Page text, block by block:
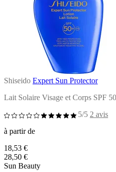
Shiseido Expert Sun Protector
Lait Solaire Visage et Corps SPF
5/5 2 avis
à partir de
18,53 €
28,50 €
Sun Beauty